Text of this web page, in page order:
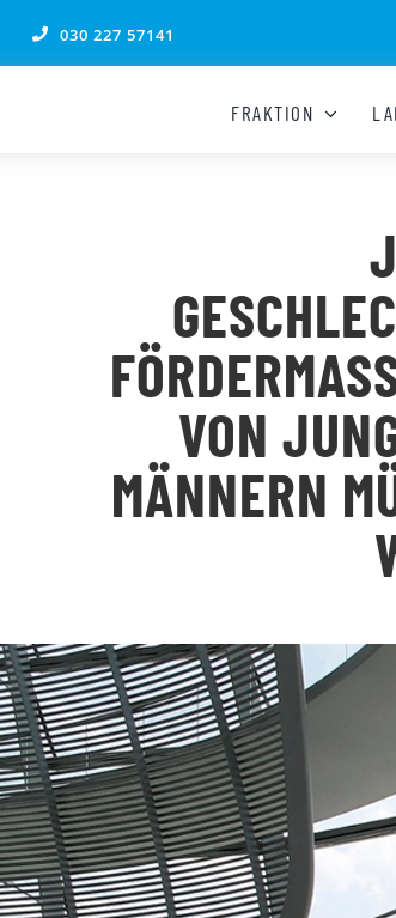
030 227 57141
FRAKTION
ON
ÄNNERN